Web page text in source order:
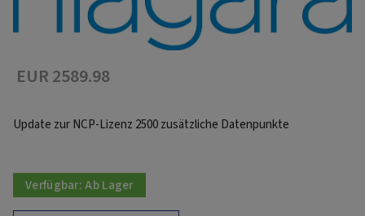
EUR 2589.98
Update zur NCP-Lizenz 2500 zusätzliche Datenpunkte
Verfügbar:Ab Lager